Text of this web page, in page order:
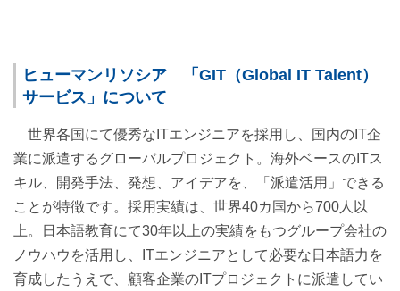
ヒューマンリソシア 「GIT（Global IT Talent）
サービス」について
世界各国にて優秀なITエンジニアを採用し、国内のIT企
業に派遣するグローバルプロジェクト。海外ベースのITス
キル、開発手法、発想、アイデアを、「派遣活用」できる
ことが特徴です。採用実績は、世界40カ国から700人以
上。日本語教育にて30年以上の実績をもつグループ会社の
ノウハウを活用し、ITエンジニアとして必要な日本語力を
育成したうえで、顧客企業のITプロジェクトに派遣してい